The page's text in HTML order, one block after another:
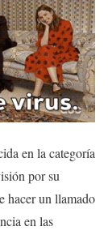
en la categoría
por su
hacer un llamado
en las